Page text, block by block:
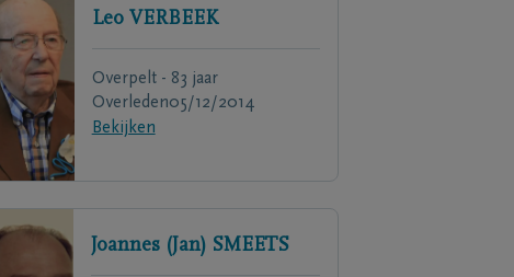
Leo VERBEEK
Overpelt - 83 jaar
Overleden05/12/2014
Bekijken
Joannes (Jan) SMEETS